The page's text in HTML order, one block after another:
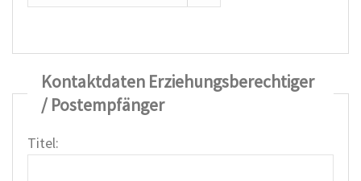
Kontaktdaten Erziehungsberechtiger
/ Postempfänger
Titel: